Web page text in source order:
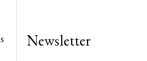
Newsletter